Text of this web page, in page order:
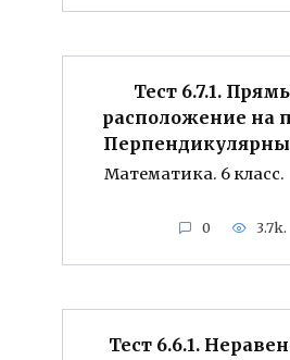
Тест 6.7.1.
расположение на
Математика. 6
0 3.7k.
Тест 6.6.1.